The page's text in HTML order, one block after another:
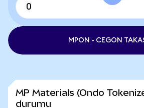
MPON - CEGON
MP Materials (Ondo
durumu